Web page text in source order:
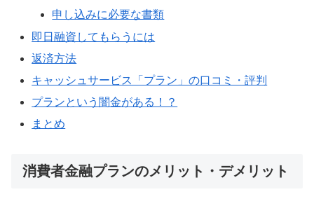
申し込みに必要な書類
即日融資してもらうには
返済方法
キャッシュサービス「プラン」の口コミ・評判
プランという闇金がある！？
まとめ
消費者金融プランのメリット・デメリット